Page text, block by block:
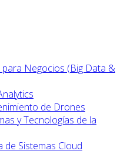
Negocios (Big Data &
de Drones
y Tecnologías de la
Sistemas Cloud